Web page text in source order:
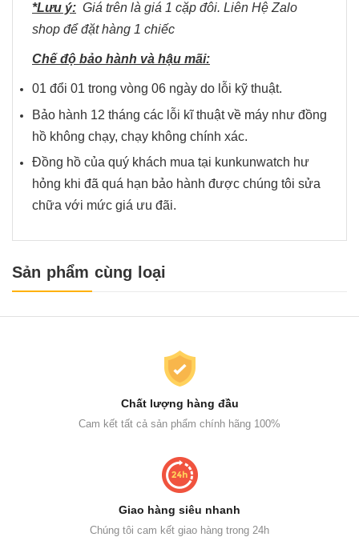
*Lưu ý: Giá trên là giá 1 cặp đôi. Liên Hệ Zalo
shop để đặt hàng 1 chiếc
Chế độ bảo hành và hậu mãi:
01 đổi 01 trong vòng 06 ngày do lỗi kỹ thuật.
Bảo hành 12 tháng các lỗi kĩ thuật về máy như đồng
hồ không chạy, chạy không chính xác.
Đồng hồ của quý khách mua tại kunkunwatch hư
hỏng khi đã quá hạn bảo hành được chúng tôi sửa
chữa với mức giá ưu đãi.
Sản phẩm cùng loại
Chất lượng hàng đầu
Cam kết tất cả sản phẩm chính hãng 100%
Giao hàng siêu nhanh
Chúng tôi cam kết giao hàng trong 24h